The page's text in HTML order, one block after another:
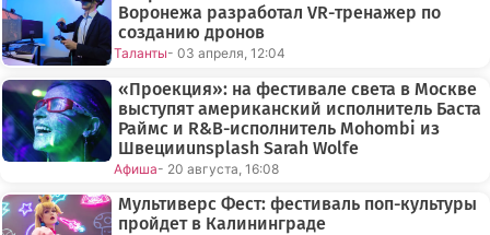
Воронежа разработал VR-тренажер по
созданию дронов
Таланты- 03 апреля, 12:04
«Проекция»: на фестивале света в Москве
выступят американский исполнитель Баста
Раймс и R&B-исполнитель Mohombi из
Швецииunsplash Sarah Wolfe
Афиша- 20 августа, 16:08
Мультиверс Фест: фестиваль поп-культуры
пройдет в Калининграде